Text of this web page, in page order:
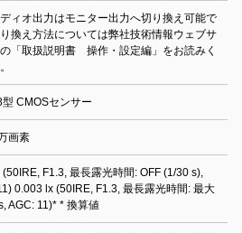
ィオ出力はモニター出力へ切り換え可能で
換え方法については弊社技術情報ウェブサ
「取扱説明書 操作・設定編」をお読みく
CMOSセンサー
画素
F1.3, 最長露光時間: OFF (1/30 s),
0.003 lx (50IRE, F1.3, 最長露光時間: 最大
AGC: 11)* * 換算値